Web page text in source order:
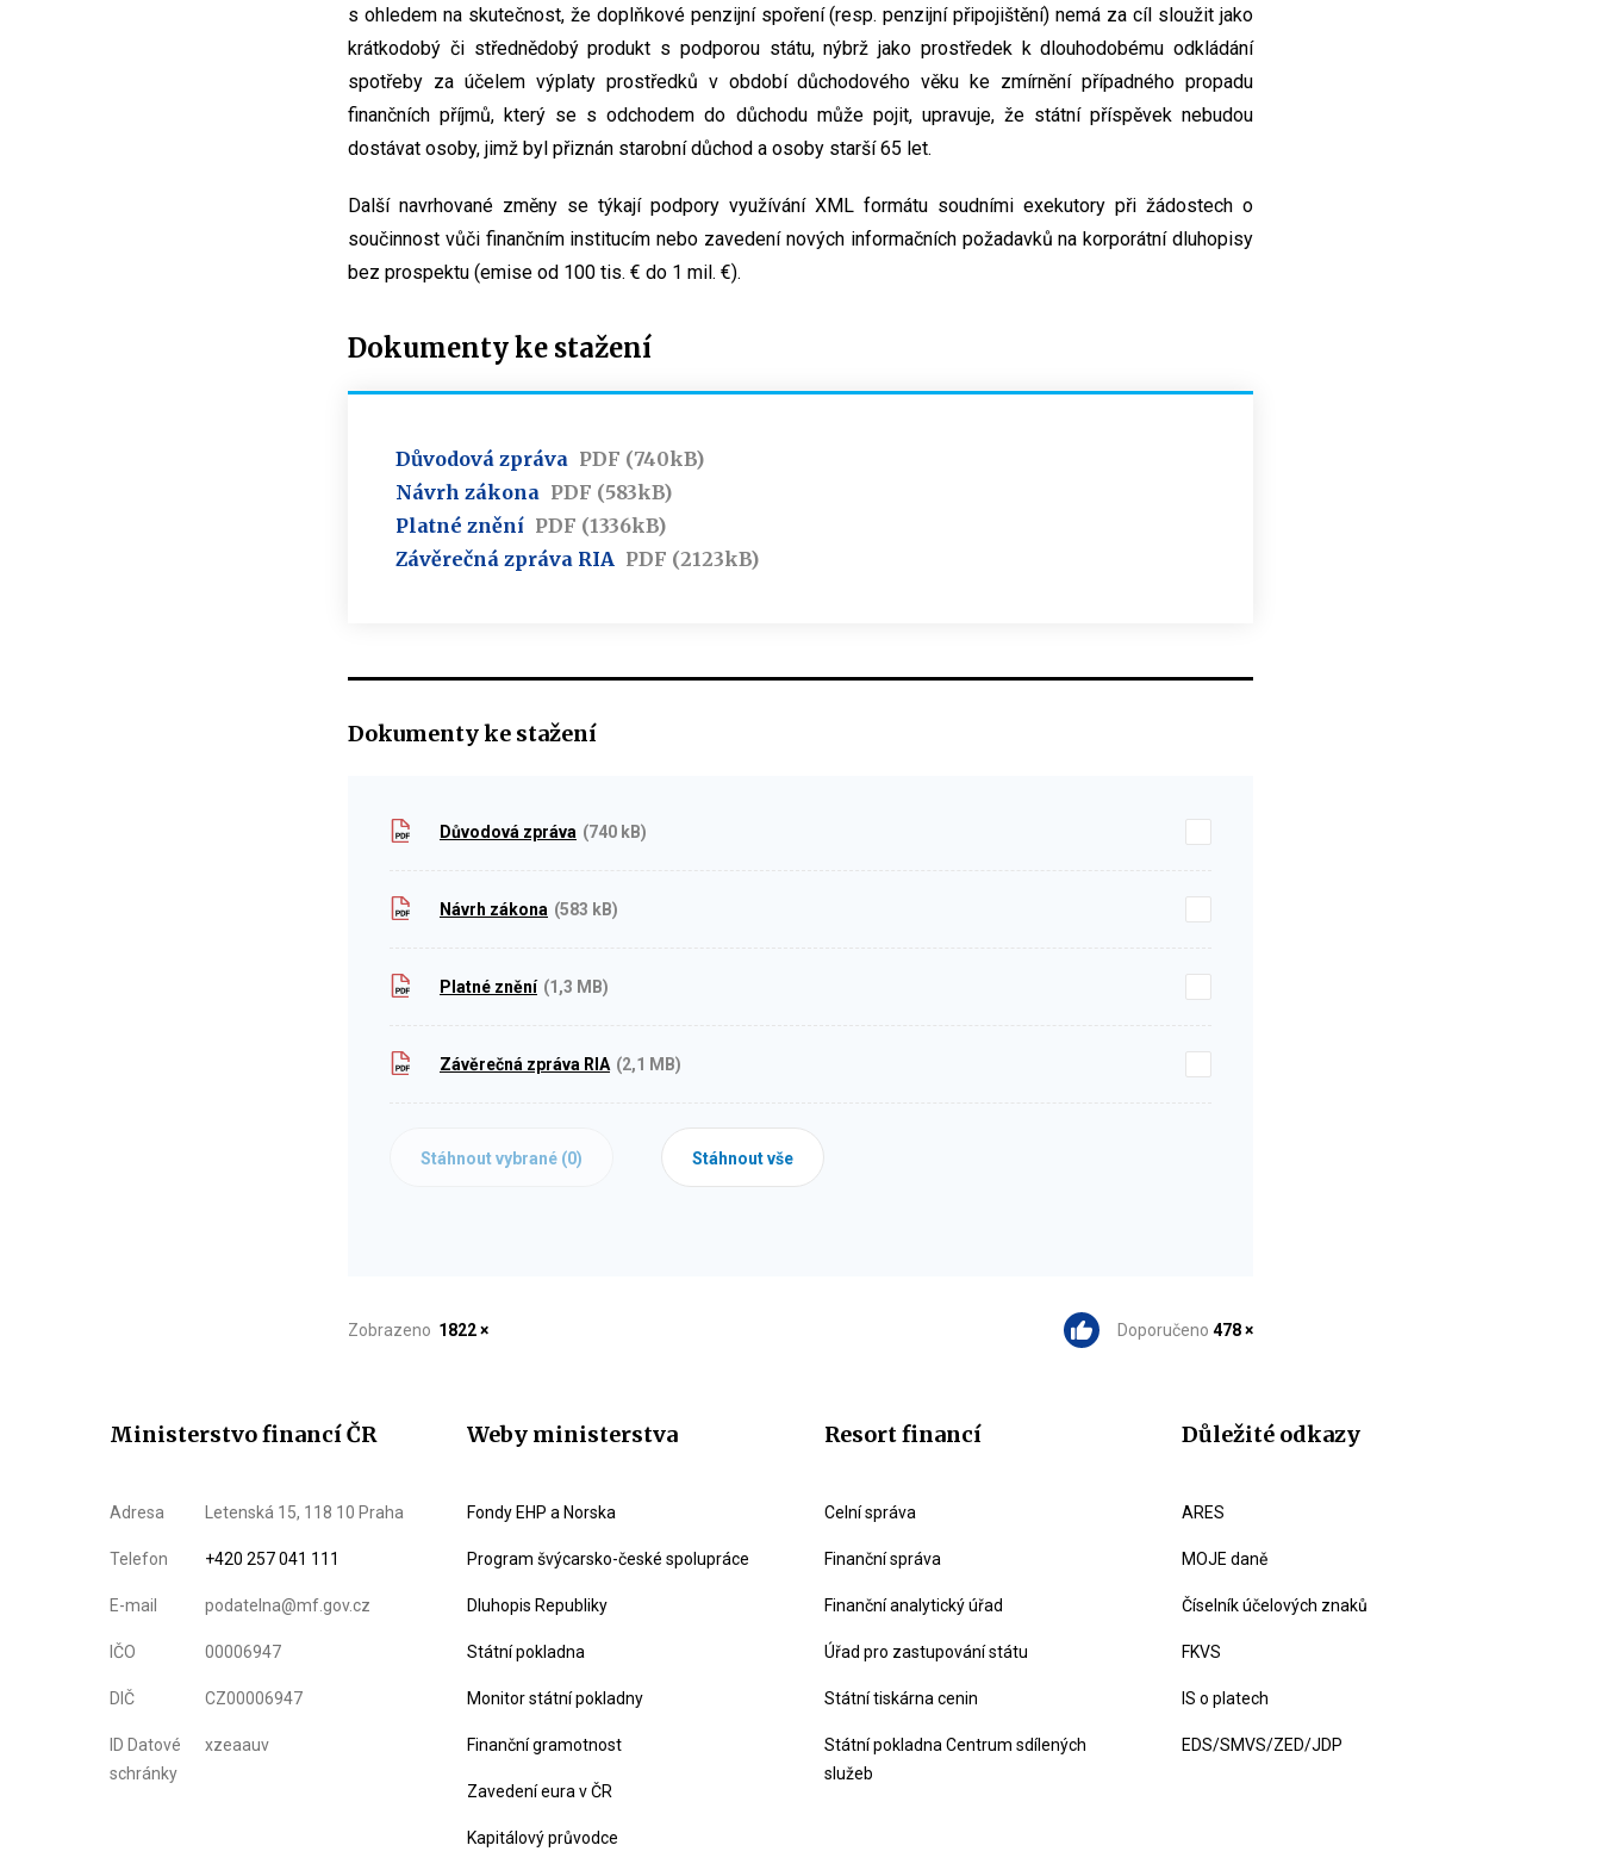
s ohledem na skutečnost, že doplňkové penzijní spoření (resp. penzijní připojištění) nemá za cíl sloužit jako
krátkodobý či střednědobý produkt s podporou státu, nýbrž jako prostředek k dlouhodobému odkládání
spotřeby za účelem výplaty prostředků v období důchodového věku ke zmírnění případného propadu
finančních příjmů, který se s odchodem do důchodu může pojit, upravuje, že státní příspěvek nebudou
dostávat osoby, jimž byl přiznán starobní důchod a osoby starší 65 let.
Další navrhované změny se týkají podpory využívání XML formátu soudními exekutory při žádostech o
součinnost vůči finančním institucím nebo zavedení nových informačních požadavků na korporátní dluhopisy
bez prospektu (emise od 100 tis. € do 1 mil. €).
Dokumenty ke stažení
Důvodová zpráva PDF (740kB)
Návrh zákona PDF (583kB)
Platné znění PDF (1336kB)
Závěrečná zpráva RIA PDF (2123kB)
Dokumenty ke stažení
Důvodová zpráva (740 kB)
Návrh zákona (583 kB)
Platné znění (1,3 MB)
Závěrečná zpráva RIA (2,1 MB)
Stáhnout vybrané (0) Stáhnout vše
Zobrazeno 1822 × Doporučeno 478 ×
Ministerstvo financí ČR
Adresa Letenská 15, 118 10 Praha
Telefon +420 257 041 111
E-mail podatelna@mf.gov.cz
IČO 00006947
DIČ CZ00006947
ID Datové
schránky
xzeaauv
Weby ministerstva
Fondy EHP a Norska
Program švýcarsko-české spolupráce
Dluhopis Republiky
Státní pokladna
Monitor státní pokladny
Finanční gramotnost
Zavedení eura v ČR
Kapitálový průvodce
Resort financí
Celní správa
Finanční správa
Finanční analytický úřad
Úřad pro zastupování státu
Státní tiskárna cenin
Státní pokladna Centrum sdílených
služeb
Důležité odkazy
ARES
MOJE daně
Číselník účelových znaků
FKVS
IS o platech
EDS/SMVS/ZED/JDP